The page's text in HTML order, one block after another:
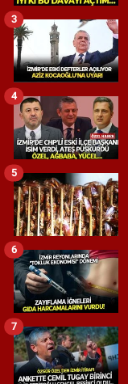
3
4
5
6
7